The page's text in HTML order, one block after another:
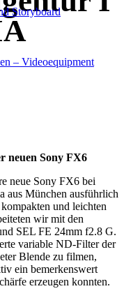
Storyboard
– Videoequipment
neuen Sony FX6
neue Sony FX6 bei
aus München ausführlich
und leichten
wir mit den
SEL FE 24mm f2.8 G.
variable ND-Filter der
Blende zu filmen,
ein bemerkenswert
erzeugen konnten.